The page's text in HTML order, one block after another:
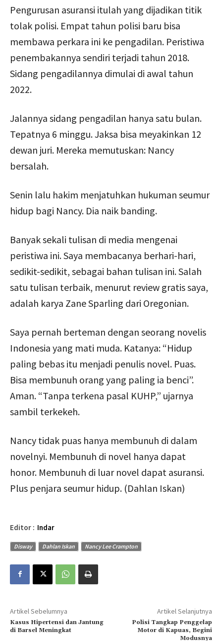
Pengurusan asuransi itulah yang dijadikan titik
tolak polisi. Empat tahun polisi baru bisa
membawa perkara ini ke pengadilan. Peristiwa
penembakannya sendiri terjadi tahun 2018.
Sidang pengadilannya dimulai di awal tahun
2022.
Jalannya sidang pengadilan hanya satu bulan.
Tepatnya 6 minggu. Jaksa bisa meyakinkan 12
dewan juri. Mereka memutuskan: Nancy
bersalah.
Senin lalu hakim menjatuhkan hukuman seumur
hidup bagi Nancy. Dia naik banding.
Banyak sekali tulisan di media mengenai
peristiwa ini. Saya membacanya berhari-hari,
sedikit-sedikit, sebagai bahan tulisan ini. Salah
satu tulisan terbaik, menurut review gratis saya,
adalah karya Zane Sparling dari Oregonian.
Saya pernah berteman dengan seorang novelis
Indonesia yang mati muda. Katanya: “Hidup
paling bebas itu menjadi penulis novel. Puas.
Bisa membunuh orang yang paling ia benci”.
Aman. “Tanpa terkena pasal KUHP,” ujarnya
sambil terkekeh.
Nancy tidak puas hanya membunuh di dalam
novelnyi. Membunuh di novel hanya dapat
honor. Membunuh di luar novel dapat asuransi.
Plus penjara seumur hidup. (Dahlan Iskan)
Editor : Indar
Disway Dahlan Iskan Nancy Lee Crampton
Artikel Sebelumnya
Kasus Hipertensi dan Jantung
di Barsel Meningkat
Artikel Selanjutnya
Polisi Tangkap Penggelap
Motor di Kapuas, Begini
Modusnya